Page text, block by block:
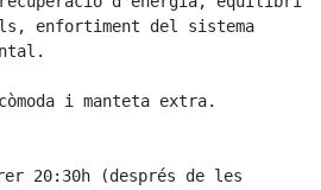
enfortiment del sistema
i manteta extra.
20:30h (després de les